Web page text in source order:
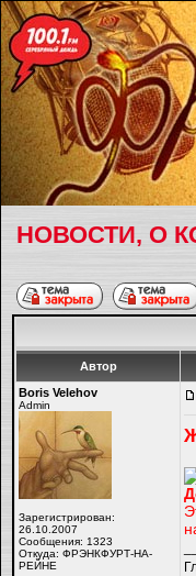
НОВОСТИ, О
Автор
Boris Velehov
Admin
Зарегистрирован:
26.10.2007
Сообщения: 1323
Откуда: ФРЭНКФУРТ-НА-
РЕЙНЕ